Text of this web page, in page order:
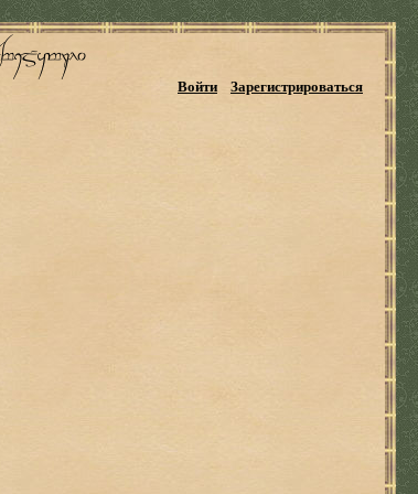
Войти Зарегистрироваться